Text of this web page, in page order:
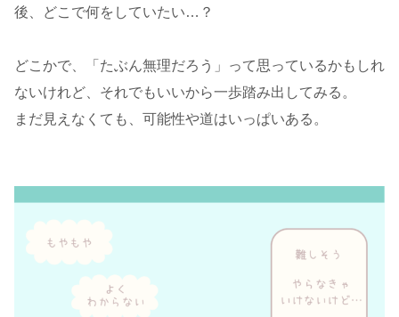
後、どこで何をしていたい…？
どこかで、「たぶん無理だろう」って思っているかもしれ
ないけれど、それでもいいから一歩踏み出してみる。
まだ見えなくても、可能性や道はいっぱいある。